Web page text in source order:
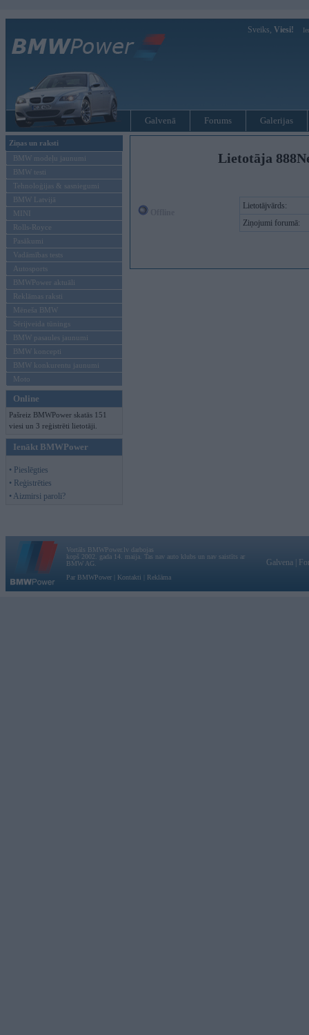
Sveiks, Viesi!
Galvenā Forums Galerijas
Ziņas un raksti
BMW modeļu jaunumi
BMW testi
Tehnoloģijas & sasniegumi
BMW Latvijā
MINI
Rolls-Royce
Pasākumi
Vadāmības tests
Autosports
BMWPower aktuāli
Reklāmas raksti
Mēneša BMW
Sērijveida tūnings
BMW pasaules jaunumi
BMW koncepti
BMW konkurentu jaunumi
Moto
Online
Pašreiz BMWPower skatās 151
viesi un 3 reģistrēti lietotāji.
Ienākt BMWPower
• Pieslēgties
• Reģistrēties
• Aizmirsi paroli?
Lietotāja
Lietotājvārds:
Ziņojumi forumā:
Vortāls BMWPower.lv darbojas
kopš 2002. gada 14. maija. Tas nav auto klubs un nav saistīts ar
BMW AG.
Par BMWPower
Kontakti Reklāma
Galvena